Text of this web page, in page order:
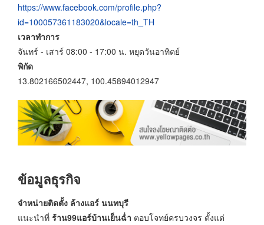
https://www.facebook.com/profile.php?
id=100057361183020&locale=th_TH
เวลาทำการ
จันทร์ - เสาร์ 08:00 - 17:00 น. หยุดวันอาทิตย์
พิกัด
13.802166502447, 100.45894012947
ข้อมูลธุรกิจ
จำหน่ายติดตั้ง ล้างแอร์ นนทบุรี
แนะนำที่ ร้าน99แอร์บ้านเย็นฉ่ำ ตอบโจทย์ครบวงจร ตั้งแต่